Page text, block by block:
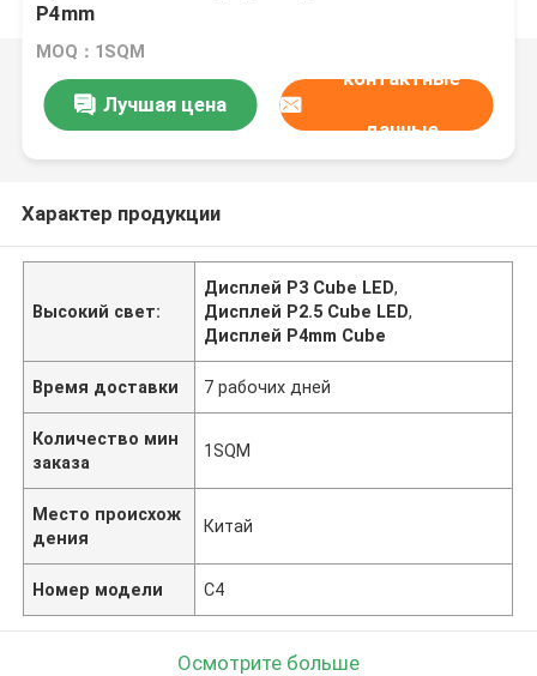
P4mm
MOQ：1SQM
Лучшая цена
контактные
данные
Характер продукции
Высокий свет:
Дисплей P3 Cube LED,
Дисплей P2.5 Cube LED,
Дисплей P4mm Cube
Время доставки 7 рабочих дней
Количество мин
заказа
1SQM
Место происхож
дения
Китай
Номер модели C4
Осмотрите больше